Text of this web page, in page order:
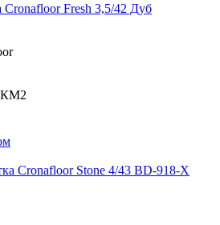
Fresh 3,5/42 Дуб
КМ2